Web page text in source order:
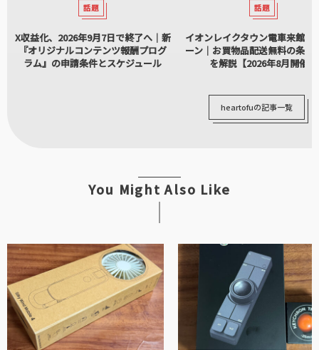
話題
X収益化、2026年9月7日で終了へ｜新
『オリジナルコンテンツ報酬プログ
ラム』の申請条件とスケジュール
話題
イオンレイクタウン電車来館キ
ーン｜お買物品配送無料の条件
を解説【2026年8月開催】
heartofuの記事一覧
You Might Also Like